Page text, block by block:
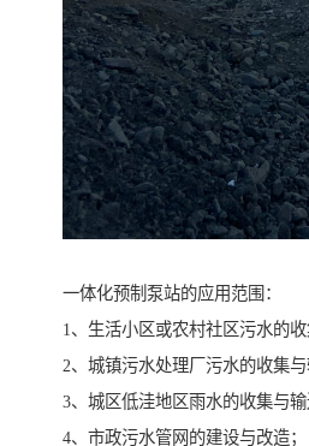
一体化预制泵站的应用范围：
1、生活小区或农村社区污水的收
2、城镇污水处理厂污水的收集与
3、城区低洼地区雨水的收集与输
4、市政污水管网的建设与改造；